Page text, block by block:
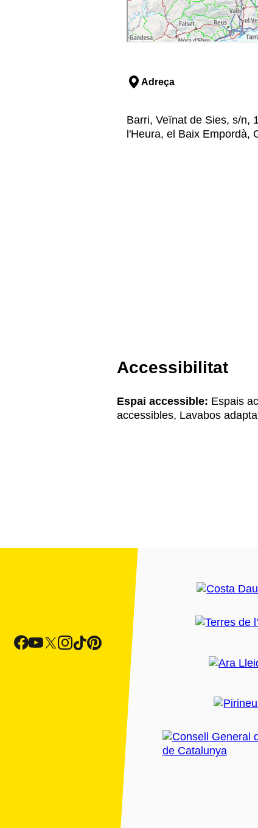
Adreça
Barri, Veïnat de Sies, s/n,
l'Heura, el Baix Empordà,
Accessibilitat
Espai accessible: Espais
accessibles, Lavabos